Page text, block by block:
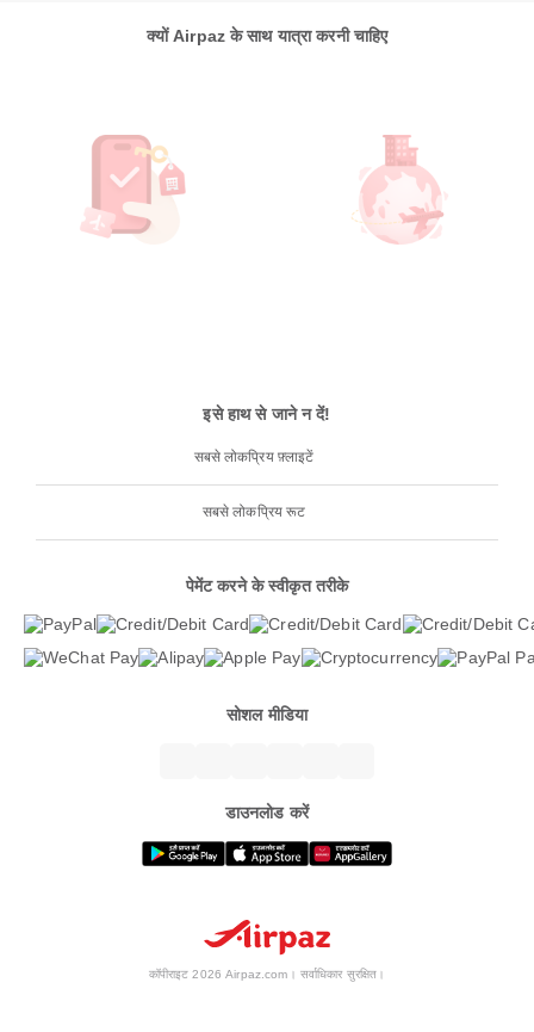
क्यों Airpaz के साथ यात्रा करनी चाहिए
इसे हाथ से जाने न दें!
सबसे लोकप्रिय फ़्लाइटें
सबसे लोकप्रिय रूट
पेमेंट करने के स्वीकृत तरीके
सोशल मीडिया
डाउनलोड करें
कॉपीराइट 2026 Airpaz.com। सर्वाधिकार सुरक्षित।